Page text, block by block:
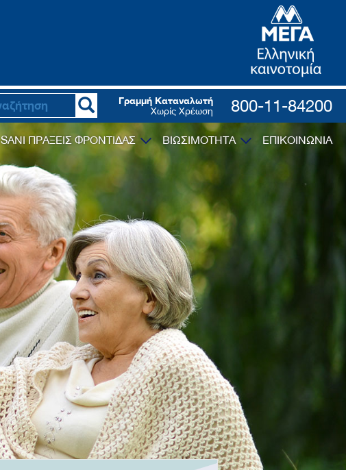
Γραμμή Καταναλωτή
Χωρίς Χρέωση 800-11-84200
SANI ΠΡΑΞΕΙΣ ΦΡΟΝΤΙΔΑΣ ΒΙΩΣΙΜΟΤΗΤΑ ΕΠΙΚΟΙΝΩΝΙΑ